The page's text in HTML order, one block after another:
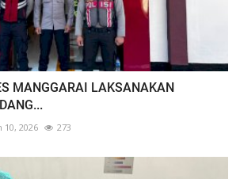
MANGGARAI LAKSANAKAN
10, 2026 273